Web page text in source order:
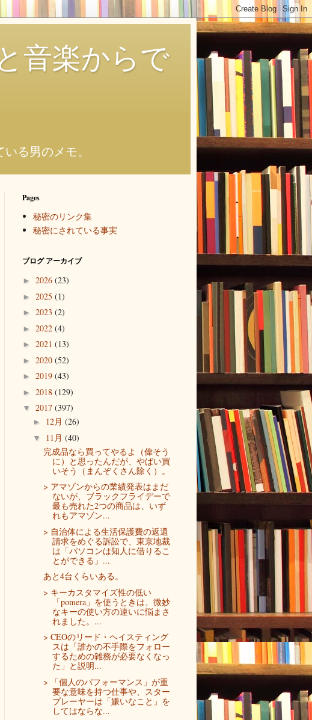
音楽からで
る男のメモ。
Pages
秘密のリンク集
秘密にされている事実
ブログ アーカイブ
► 2026 (23)
► 2025 (1)
► 2023 (2)
► 2022 (4)
► 2021 (13)
► 2020 (52)
► 2019 (43)
► 2018 (129)
▼ 2017 (397)
► 12月 (26)
▼ 11月 (40)
完成品なら買ってやるよ（偉そう
に）と思ったんだが、やばい買
いそう（まんぞくさん除く）。
> アマゾンからの業績発表はまだ
ないが、ブラックフライデーで
最も売れた2つの商品は、いず
れもアマゾン...
> 自治体による生活保護費の返還
請求をめぐる訴訟で、東京地裁
は「パソコンは知人に借りるこ
とができる」...
あと4台くらいある。
> キーカスタマイズ性の低い
「pomera」を使うときは、微妙
なキーの使い方の違いに悩まさ
れました。...
> CEOのリード・ヘイスティング
スは「誰かの不手際をフォロー
するための雑務が必要なくなっ
た」と説明...
> 「個人のパフォーマンス」が重
要な意味を持つ仕事や、スター
プレーヤーは「嫌いなこと」を
してはならな...